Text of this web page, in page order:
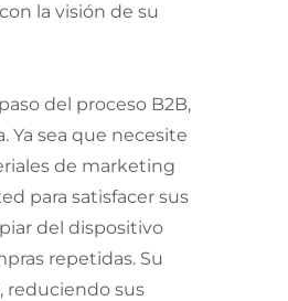
la visión de su
del proceso B2B,
Ya sea que necesite
de marketing
para satisfacer sus
del dispositivo
repetidas. Su
reduciendo sus